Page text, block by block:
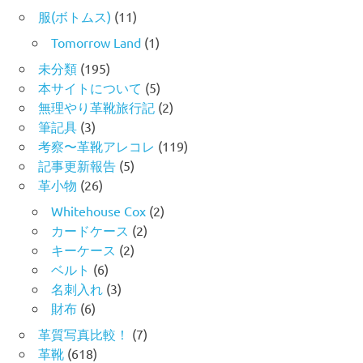
服(ボトムス) (11)
Tomorrow Land (1)
未分類 (195)
本サイトについて (5)
無理やり革靴旅行記 (2)
筆記具 (3)
考察〜革靴アレコレ (119)
記事更新報告 (5)
革小物 (26)
Whitehouse Cox (2)
カードケース (2)
キーケース (2)
ベルト (6)
名刺入れ (3)
財布 (6)
革質写真比較！ (7)
革靴 (618)